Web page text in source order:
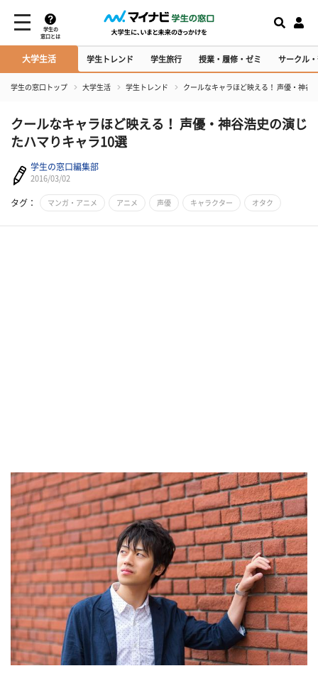
学生の
窓口とは
大学生活 学生トレンド 学生旅行 授業・履修・ゼミ サークル
学生の窓口トップ 大学生活 学生トレンド クールなキャラほど映える！ 声優・神谷
クールなキャラほど映える！ 声優・神谷浩史の演じ
たハマりキャラ10選
学生の窓口編集部
2016/03/02
タグ： マンガ・アニメ アニメ 声優 キャラクター オタク